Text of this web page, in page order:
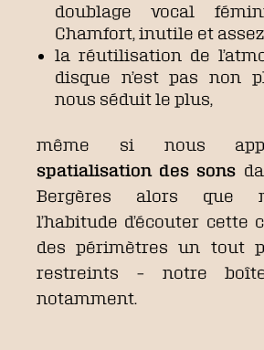
doublage vocal
Chamfort, inutile et
la réutilisation de
disque n’est pas non
nous séduit le plus,
même si nous
spatialisation des sons
Bergères alors que
l’habitude d’écouter cette
des périmètres un tout
restreints – notre
notamment.